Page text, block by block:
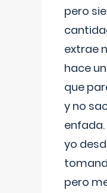
pero
extrae
hace
que
y no
enfada.
yo
pero